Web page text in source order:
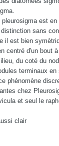
est
sans
il est bien
centré d'un bout
du coté du
terminaux
phénomène
chez
et seul le
clair